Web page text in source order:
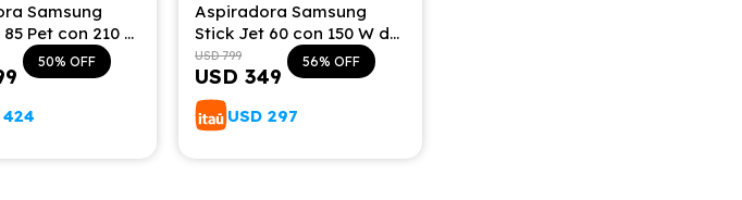
Samsung
Pet con 210 W
de Succión
50
424
Aspiradora Samsung
Stick Jet 60 con 150 W de
Poder de Succión
USD 349
USD 799 56
USD 297